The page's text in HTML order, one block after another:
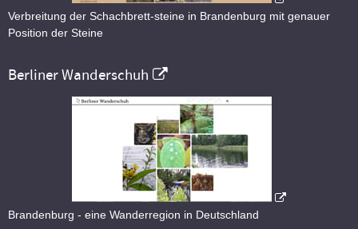
Verbreitung der Schachbrett-steine in Brandenburg mit genauer
Position der Steine
Berliner Wanderschuh
Brandenburg - eine Wanderregion in Deutschland